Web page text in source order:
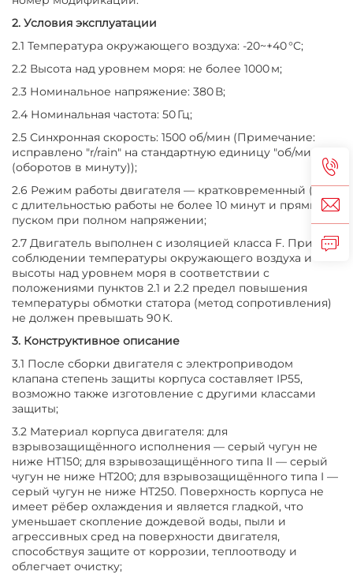
2. Условия эксплуатации
2.1 Температура окружающего воздуха: -20~+40 °C;
2.2 Высота над уровнем моря: не более 1000 м;
2.3 Номинальное напряжение: 380 В;
2.4 Номинальная частота: 50 Гц;
2.5 Синхронная скорость: 1500 об/мин (Примечание:
исправлено "r/rain" на стандартную единицу "об/мин"
(оборотов в минуту));
2.6 Режим работы двигателя — кратковременный (S2),
с длительностью работы не более 10 минут и прямым
пуском при полном напряжении;
2.7 Двигатель выполнен с изоляцией класса F. При
соблюдении температуры окружающего воздуха и
высоты над уровнем моря в соответствии с
положениями пунктов 2.1 и 2.2 предел повышения
температуры обмотки статора (метод сопротивления)
не должен превышать 90 К.
3. Конструктивное описание
3.1 После сборки двигателя с электроприводом
клапана степень защиты корпуса составляет IP55,
возможно также изготовление с другими классами
защиты;
3.2 Материал корпуса двигателя: для
взрывозащищённого исполнения — серый чугун не
ниже HT150; для взрывозащищённого типа II — серый
чугун не ниже HT200; для взрывозащищённого типа I —
серый чугун не ниже HT250. Поверхность корпуса не
имеет рёбер охлаждения и является гладкой, что
уменьшает скопление дождевой воды, пыли и
агрессивных сред на поверхности двигателя,
способствуя защите от коррозии, теплоотводу и
облегчает очистку;